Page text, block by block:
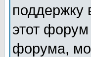
поддержку
этот
форума,